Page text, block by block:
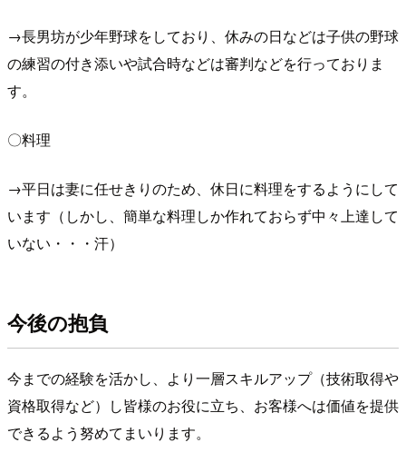
→長男坊が少年野球をしており、休みの日などは子供の野球
の練習の付き添いや試合時などは審判などを行っておりま
す。
〇料理
→平日は妻に任せきりのため、休日に料理をするようにして
います（しかし、簡単な料理しか作れておらず中々上達して
いない・・・汗）
今後の抱負
今までの経験を活かし、より一層スキルアップ（技術取得や
資格取得など）し皆様のお役に立ち、お客様へは価値を提供
できるよう努めてまいります。